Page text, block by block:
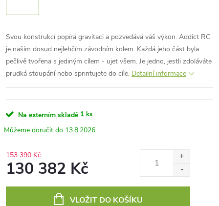
Svou konstrukcí popírá gravitaci a pozvedává váš výkon. Addict RC
je naším dosud nejlehčím závodním kolem. Každá jeho část byla
pečlivě tvořena s jediným cílem - ujet všem. Je jedno, jestli zdoláváte
prudká stoupání nebo sprintujete do cíle. Detailní informace
Na externím skladě 1 ks
13.8.2026
153 390 Kč
130 382 Kč
VLOŽIT DO KOŠÍKU